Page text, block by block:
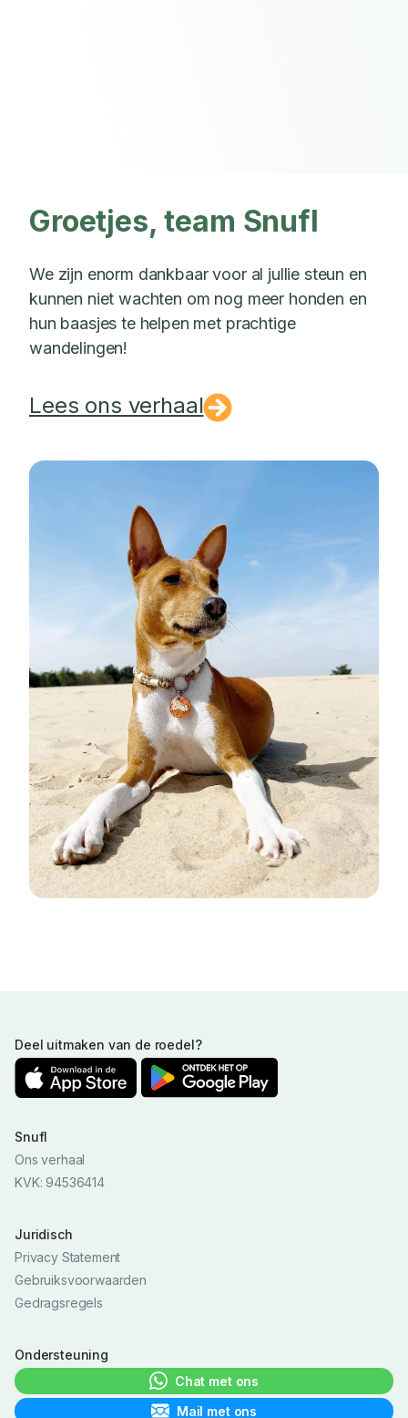
Groetjes, team Snufl
We zijn enorm dankbaar voor al jullie steun en
kunnen niet wachten om nog meer honden en
hun baasjes te helpen met prachtige
wandelingen!
Lees ons verhaal
Deel uitmaken van de roedel?
Snufl
Ons verhaal
KVK: 94536414
Juridisch
Privacy Statement
Gebruiksvoorwaarden
Gedragsregels
Ondersteuning
Chat met ons
Mail met ons